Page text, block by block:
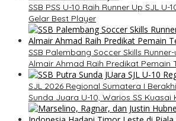
SSB PSS U-10 Raih Runner Up SJL
Gelar Best Player
SSB Palembang Soccer Skills Runner-
Almair Ahmad Raih Predikat Pemain
SJL 2026 Regional Sumatera I
Sunda Juara U-10, Warios SS Kuasai